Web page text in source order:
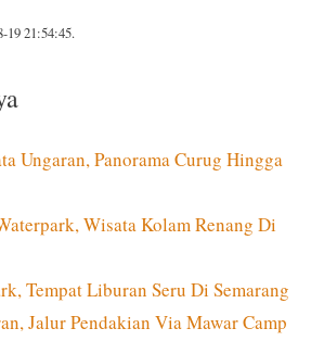
19 21:54:45.
Ungaran, Panorama Curug Hingga
Wisata Kolam Renang Di
Tempat Liburan Seru Di Semarang
Jalur Pendakian Via Mawar Camp